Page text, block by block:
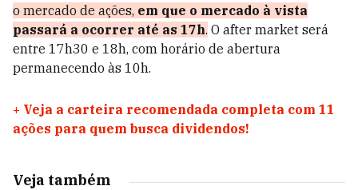
o mercado de ações, em que o mercado à vista
passará a ocorrer até as 17h. O after market será
entre 17h30 e 18h, com horário de abertura
permanecendo às 10h.
+ Veja a carteira recomendada completa com 11
ações para quem busca dividendos!
Veja também